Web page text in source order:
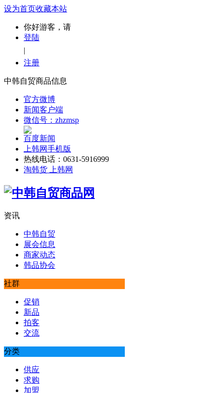
设为首页收藏本站
你好游客，请
登陆
|
注册
中韩自贸商品信息
官方微博
新闻客户端
微信号：zhzmsp
百度新闻
上韩网手机版
热线电话：0631-5916999
淘韩货 上韩网
资讯
中韩自贸
展会信息
商家动态
韩品协会
社群
促销
新品
拍客
交流
分类
供应
求购
加盟